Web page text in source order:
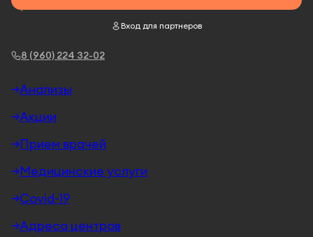
8 (960) 224 32-02
Вход для партнеров
Анализы
Акции
Прием врачей
Медицинские услуги
Covid-19
Адреса центров